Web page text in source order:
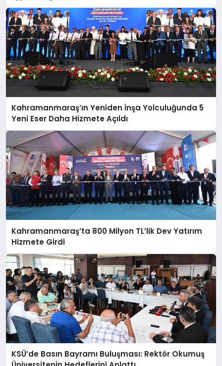
Kahramanmaraş’ın Yeniden İnşa Yolculuğunda 5
Yeni Eser Daha Hizmete Açıldı
Kahramanmaraş’ta 800 Milyon TL’lik Dev Yatırım
Hizmete Girdi
KSÜ’de Basın Bayramı Buluşması: Rektör Okumuş